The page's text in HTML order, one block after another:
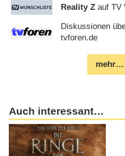
Reality Z auf TV
Diskussionen
tvforen.de
mehr…
Auch interessant…